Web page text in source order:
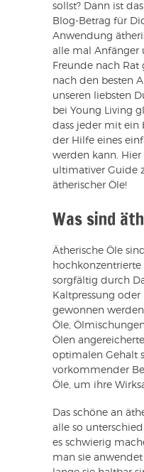
sollst? Dann ist
Blog-Betrag für
Anwendung
alle mal Anfänger
Freunde nach
nach den besten
unseren liebsten
bei Young Living
dass jeder mit ein
der Hilfe eines
werden kann. Hier
ultimativer Guide
ätherischer Öle!
Was sind
Ätherische Öle
hochkonzentrierte
sorgfältig durch
Kaltpressung oder
gewonnen
Öle,
Ölen
optimalen Gehalt
vorkommender
Öle, um ihre
Das schöne an
alle so
es schwierig
man sie